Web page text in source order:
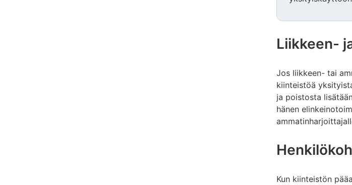
Liikkeen-
Jos liikkeen- tai
kiinteistöä
ja poistosta
hänen
Kun kiinteistön